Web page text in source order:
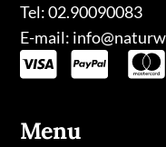
Tel: 02.90090083
E-mail:
Menu